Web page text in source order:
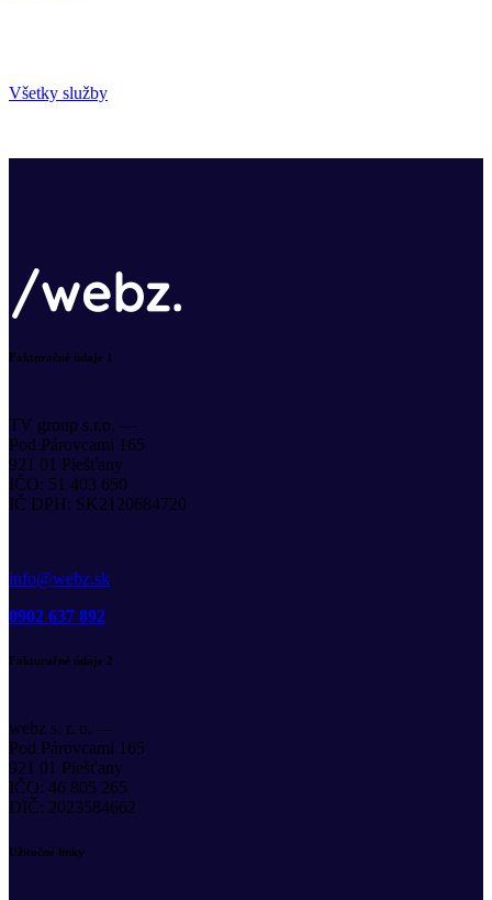
Všetky služby
Fakturačné údaje 1
TV group s.r.o. —
Pod Párovcami 165
921 01 Piešťany
IČO: 51 403 650
IČ DPH: SK2120684720
info@webz.sk
0902 637 892
Fakturačné údaje 2
webz s. r. o. —
Pod Párovcami 165
921 01 Piešťany
IČO: 46 805 265
DIČ: 2023584662
Užitočné linky